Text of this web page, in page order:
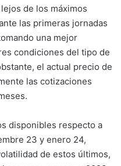
de los máximos
las primeras jornadas
una mejor
condiciones del tipo de
el actual precio de
las cotizaciones
disponibles respecto a
23 y enero 24,
de estos últimos,